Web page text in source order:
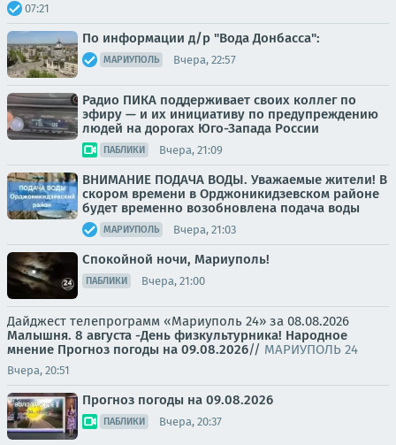
07:21
По информации д/р "Вода Донбасса":
МАРИУПОЛЬ Вчера, 22:57
Радио ПИКА поддерживает своих коллег по
эфиру — и их инициативу по предупреждению
людей на дорогах Юго-Запада России
ПАБЛИКИ Вчера, 21:09
ВНИМАНИЕ ПОДАЧА ВОДЫ. Уважаемые жители! В
скором времени в Орджоникидзевском районе
будет временно возобновлена подача воды
МАРИУПОЛЬ Вчера, 21:03
Спокойной ночи, Мариуполь!
ПАБЛИКИ Вчера, 21:00
Дайджест телепрограмм «Мариуполь 24» за 08.08.2026
Малышня. 8 августа -День физкультурника! Народное
мнение Прогноз погоды на 09.08.2026// МАРИУПОЛЬ 24
Вчера, 20:51
Прогноз погоды на 09.08.2026
ПАБЛИКИ Вчера, 20:37